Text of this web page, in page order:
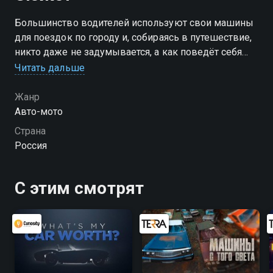
Большинство водителей используют свои машины
для поездок по городу и, собираясь в путешествие,
никто даже не задумывается, а как поведёт себя
"городской" автомобиль в условиях бездорожья
Посмотреть онлайн 1 сезон сериала Испытание на
прочность вы можете совершенно бесплатно в
хорошем HD качестве на Смотрёшке
Читать дальше
Жанр
Авто-мото
Страна
Россия
С этим смотрят